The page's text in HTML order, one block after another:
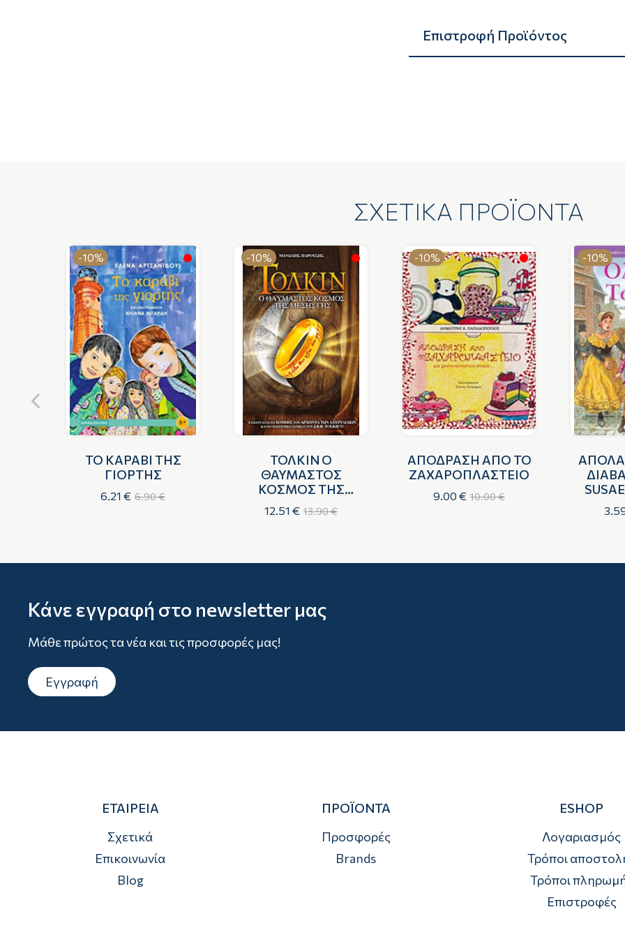
Επιστροφή Προϊόντος
ΣΧΕΤΙΚΑ ΠΡΟΪΟΝΤΑ
-10%
ΤΟ ΚΑΡΑΒΙ ΤΗΣ
ΓΙΟΡΤΗΣ
6.21 € 6.90 €
-10%
ΤΟΛΚΙΝ Ο
ΘΑΥΜΑΣΤΟΣ
ΚΟΣΜΟΣ ΤΗΣ
ΜΕΣΗΣ ΓΗΣ
12.51 € 13.90 €
-10%
ΑΠΟΔΡΑΣΗ ΑΠΟ ΤΟ
ΖΑΧΑΡΟΠΛΑΣΤΕΙΟ
9.00 € 10.00 €
-10%
Κάνε εγγραφή στο newsletter μας
Μάθε πρώτος τα νέα και τις προσφορές μας!
Εγγραφή
ΕΤΑΙΡΕΙΑ
Σχετικά
Επικοινωνία
Blog
ΠΡΟΪΟΝΤΑ
Προσφορές
Brands
ESHOP
Λογαριασμός
Τρόποι
Τρόποι
Επιστροφές